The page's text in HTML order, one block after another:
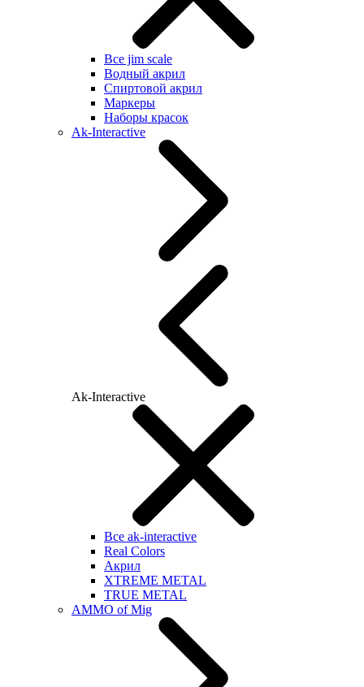
Все jim scale
Водный акрил
Спиртовой акрил
Маркеры
Наборы красок
Ak-Interactive
Ak-Interactive
Все ak-interactive
Real Colors
Акрил
XTREME METAL
TRUE METAL
AMMO of Mig